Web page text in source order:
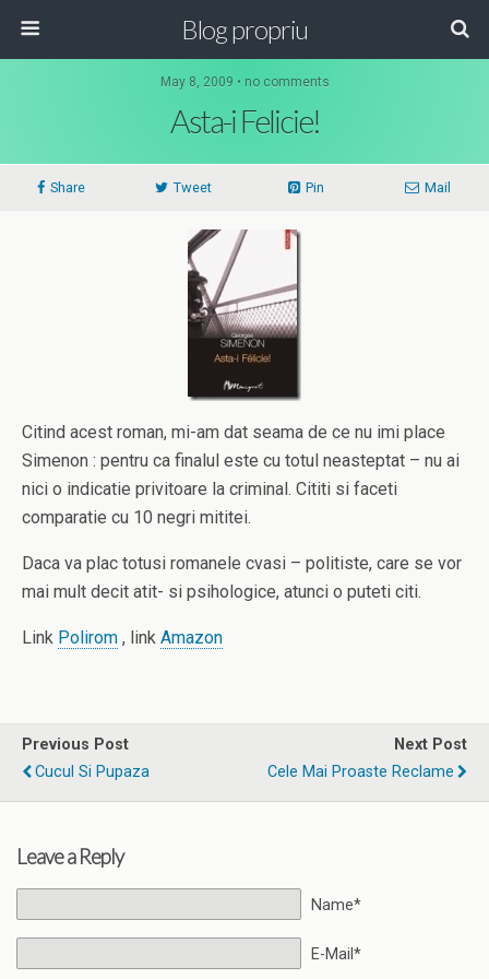
Blog propriu
May 8, 2009 • no comments
Asta-i Felicie!
Share Tweet Pin Mail
Citind acest roman, mi-am dat seama de ce nu imi place
Simenon : pentru ca finalul este cu totul neasteptat – nu ai
nici o indicatie privitoare la criminal. Cititi si faceti
comparatie cu 10 negri mititei.
Daca va plac totusi romanele cvasi – politiste, care se vor
mai mult decit atit- si psihologice, atunci o puteti citi.
Link Polirom , link Amazon
Previous Post
Cucul Si Pupaza
Next Post
Cele Mai Proaste Reclame
Leave a Reply
Name*
E-Mail*